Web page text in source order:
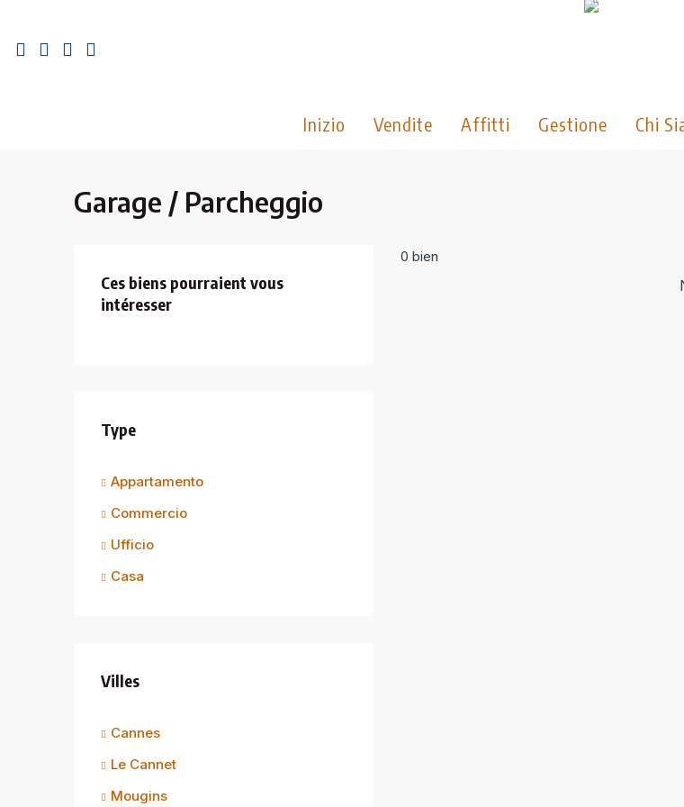
Inizio Vendite Affitti Gestione Chi
Garage / Parcheggio
0 bien
Ces biens pourraient vous
intéresser
Type
Appartamento
Commercio
Ufficio
Casa
Villes
Cannes
Le Cannet
Mougins